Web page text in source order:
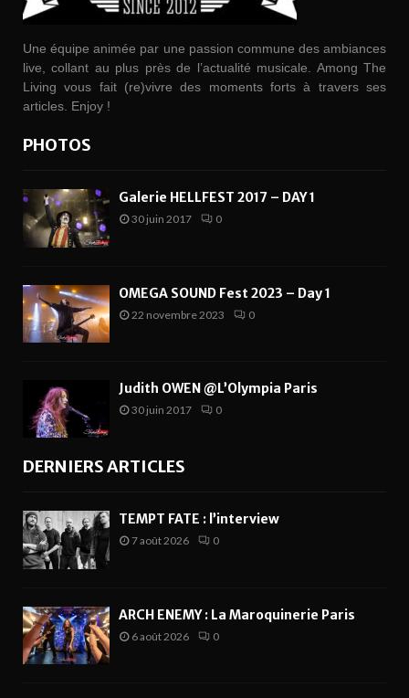
Une équipe animée par une passion commune des ambiances
live, collant au plus près de l’actualité musicale. Among The
Living vous fait (re)vivre des moments forts à travers ses
articles. Enjoy !
PHOTOS
Galerie HELLFEST 2017 – DAY 1
30 juin 2017 0
OMEGA SOUND Fest 2023 – Day 1
22 novembre 2023 0
Judith OWEN @L’Olympia Paris
30 juin 2017 0
DERNIERS ARTICLES
TEMPT FATE : l’interview
7 août 2026 0
ARCH ENEMY : La Maroquinerie Paris
6 août 2026 0